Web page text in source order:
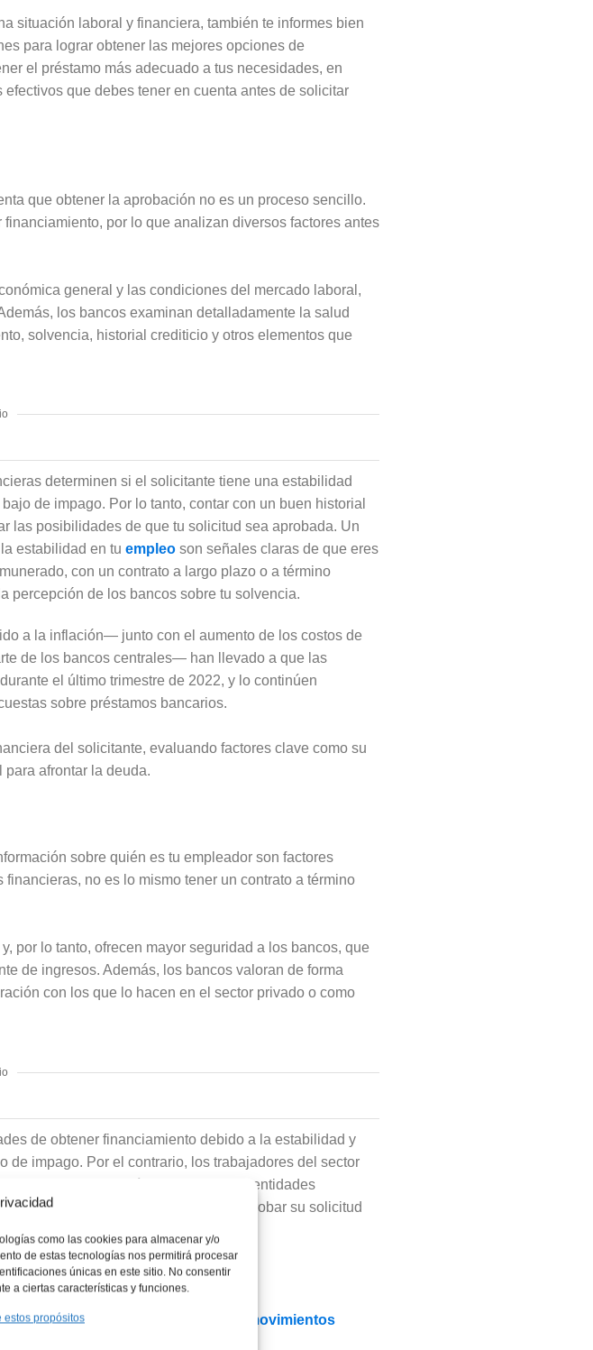
como las cookies para almacenar y/o
de estas tecnologías nos permitirá procesar
únicas en este sitio. No consentir
a ciertas características y funciones.
estos propósitos
situación laboral y financiera, también te informes bien
para lograr obtener las mejores opciones de
el préstamo más adecuado a tus necesidades, en
que debes tener en cuenta antes de solicitar
que obtener la aprobación no es un proceso sencillo.
por lo que analizan diversos factores antes
general y las condiciones del mercado laboral,
los bancos examinan detalladamente la salud
solvencia, historial crediticio y otros elementos que
determinen si el solicitante tiene una estabilidad
de impago. Por lo tanto, contar con un buen historial
las posibilidades de que tu solicitud sea aprobada. Un
estabilidad en tu empleo son señales claras de que eres
con un contrato a largo plazo o a término
percepción de los bancos sobre tu solvencia.
a la inflación— junto con el aumento de los costos de
de los bancos centrales— han llevado a que las
el último trimestre de 2022, y lo continúen
sobre préstamos bancarios.
del solicitante, evaluando factores clave como su
afrontar la deuda.
sobre quién es tu empleador son factores
no es lo mismo tener un contrato a término
por lo tanto, ofrecen mayor seguridad a los bancos, que
de ingresos. Además, los bancos valoran de forma
con los que lo hacen en el sector privado o como
de obtener financiamiento debido a la estabilidad y
impago. Por el contrario, los trabajadores del sector
lo que podría llevar a que las entidades
económico más sólido, para aprobar su solicitud
Los bancos analizan tu salario,
movimientos
como los ficheros de deudores.